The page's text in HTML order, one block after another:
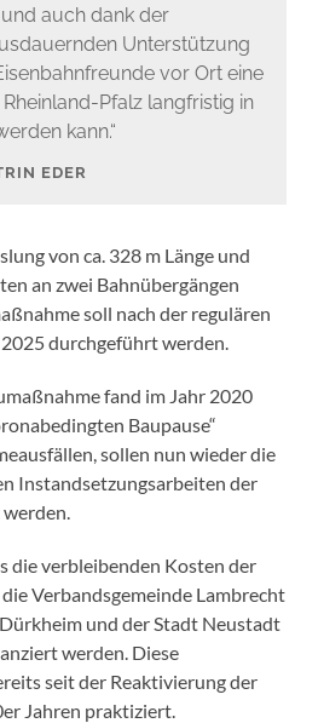
auch dank der
Unterstützung
vor Ort eine
Pfalz langfristig in
kann.“
EDER
von ca. 328 m Länge und
an zwei Bahnübergängen
soll nach der regulären
durchgeführt werden.
fand im Jahr 2020
Baupause“
sollen nun wieder die
Instandsetzungsarbeiten der
die verbleibenden Kosten der
Verbandsgemeinde Lambrecht
und der Stadt Neustadt
werden. Diese
seit der Reaktivierung der
Jahren praktiziert.